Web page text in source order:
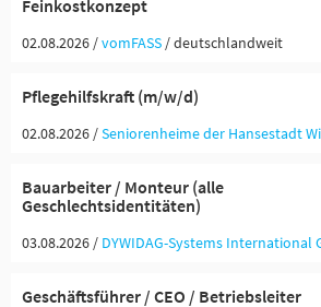
Feinkostkonzept
02.08.2026 /vomFASS / deutschlandweit
Pflegehilfskraft (m/w/d)
02.08.2026 /Seniorenheime der Hansestadt
Bauarbeiter / Monteur (alle
Geschlechtsidentitäten)
03.08.2026 / DYWIDAG-Systems International
Geschäftsführer / CEO / Betriebsleiter